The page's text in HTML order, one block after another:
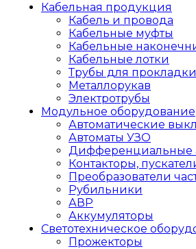
Кабельная продукция
Кабель и провода
Кабельные муфты
Кабельные
Кабельные лотки
Трубы для прокладки
Металлорукав
Электротрубы
Модульное оборудование
Автоматические
Автоматы УЗО
Дифференциальные
Контакторы,
Преобразователи
Рубильники
АВР
Аккумуляторы
Светотехническое
Прожекторы